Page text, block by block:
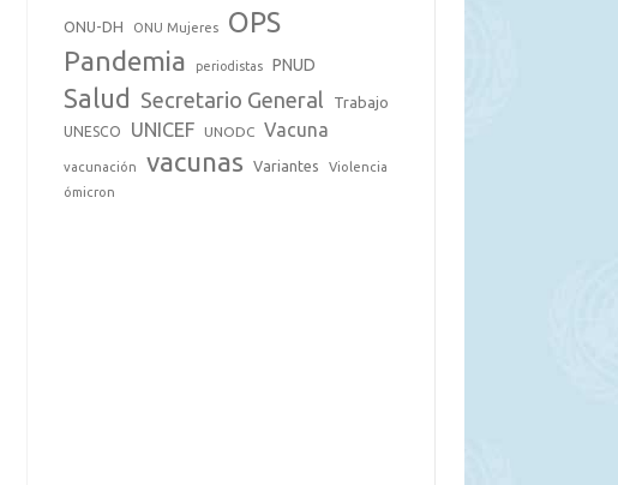
ONU-DH ONU Mujeres OPS
Pandemia periodistas PNUD
Salud Secretario General Trabajo
UNESCO UNICEF UNODC Vacuna
vacunación vacunas Variantes
Violencia
ómicron